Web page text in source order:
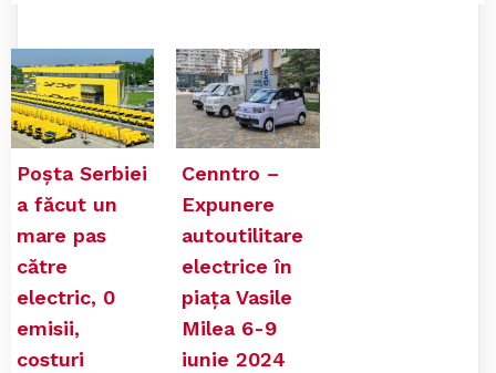
Poșta Serbiei
a făcut un
mare pas
către
electric, 0
emisii,
costuri
Cenntro –
Expunere
autoutilitare
electrice în
piața Vasile
Milea 6-9
iunie 2024